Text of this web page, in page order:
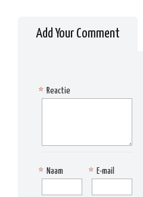
Add Your Comment
Reactie
*
Naam
* E-mail
*